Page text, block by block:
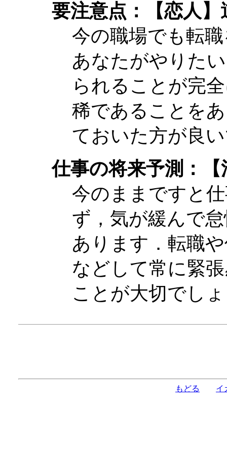
要注意点：【恋人】
今の職場でも転
あなたがやりた
られることが完
稀であることを
ておいた方が良
仕事の将来予測：【
今のままですと
ず，気が緩んで
あります．転職
などして常に緊
ことが大切でし
もどる イ